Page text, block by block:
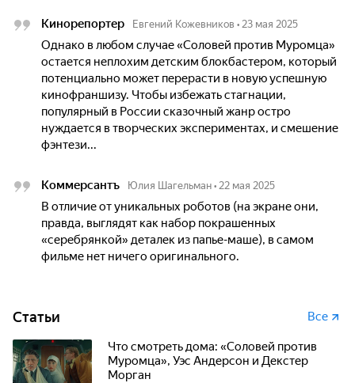
Кинорепортер Евгений Кожевников • 23 мая 2025
Однако в любом случае «Соловей против Муромца»
остается неплохим детским блокбастером, который
потенциально может перерасти в новую успешную
кинофраншизу. Чтобы избежать стагнации,
популярный в России сказочный жанр остро
нуждается в творческих экспериментах, и смешение
фэнтези...
Коммерсантъ Юлия Шагельман • 22 мая 2025
В отличие от уникальных роботов (на экране они,
правда, выглядят как набор покрашенных
«серебрянкой» деталек из папье-маше), в самом
фильме нет ничего оригинального.
Статьи Все
Что смотреть дома: «Соловей против
Муромца», Уэс Андерсон и Декстер
Морган